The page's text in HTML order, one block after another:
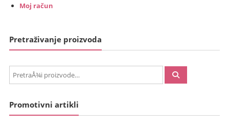
Moj račun
Pretraživanje proizvoda
PretraÅ¾i:
Promotivni artikli